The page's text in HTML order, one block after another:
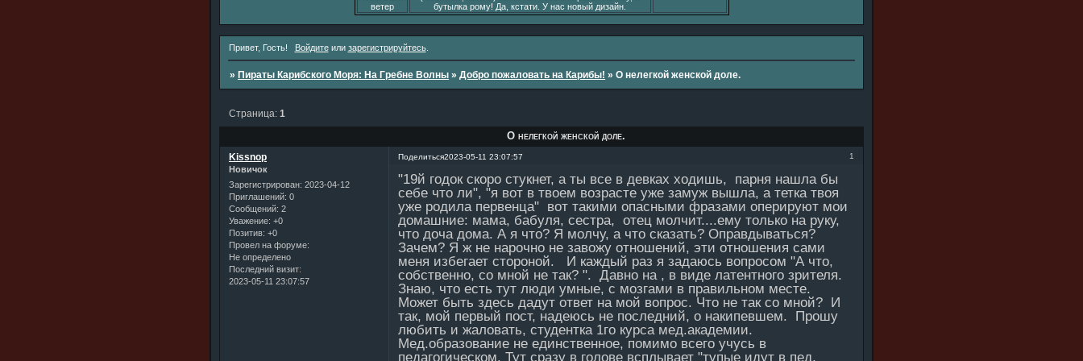
ветер
бутылка рому! Да, кстати. У нас новый дизайн.
Привет, Гость! Войдитеили зарегистрируйтесь.
» Пираты Карибского Моря: На Гребне Волны »Добро пожаловать на Карибы! »О нелегкой женской доле.
О нелегкой женской доле.
Страница:1
Поделиться 1
2023-05-11 23:07:57
Kissnop
Новичок
Зарегистрирован: 2023-04-12
Приглашений: 0
Сообщений: 2
Уважение: +0
Позитив: +0
Провел на форуме:
Не определено
Последний визит:
2023-05-11 23:07:57
"19й годок скоро стукнет, а ты все в девках ходишь, парня нашла бы
себе что ли", "я вот в твоем возрасте уже замуж вышла, а тетка твоя
уже родила первенца" вот такими опасными фразами оперируют мои
домашние: мама, бабуля, сестра, отец молчит....ему только на руку,
что доча дома. А я что? Я молчу, а что сказать? Оправдываться?
Зачем? Я ж не нарочно не завожу отношений, эти отношения сами
меня избегает стороной. И каждый раз я задаюсь вопросом "А что,
собственно, со мной не так? ". Давно на , в виде латентного зрителя.
Знаю, что есть тут люди умные, с мозгами в правильном месте.
Может быть здесь дадут ответ на мой вопрос. Что не так со мной? И
так, мой первый пост, надеюсь не последний, о накипевшем. Прошу
любить и жаловать, студентка 1го курса мед.академии.
Мед.образование не единственное, помимо всего учусь в
педагогическом. Тут сразу в голове всплывает "тупые идут в пед,